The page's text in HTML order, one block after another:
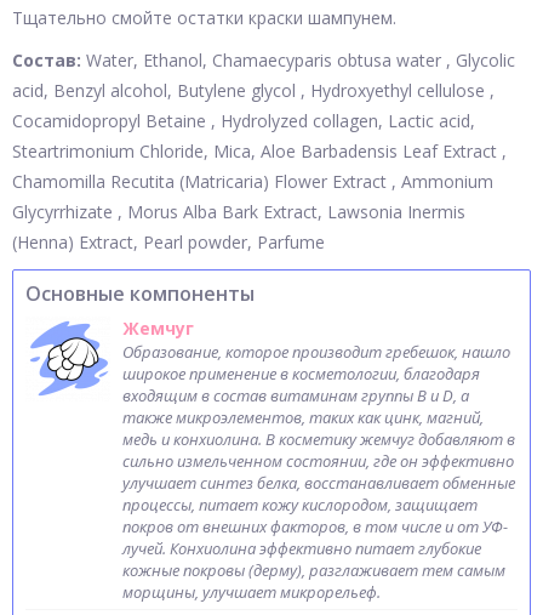
Тщательно смойте остатки краски шампунем.
Состав: Water, Ethanol, Chamaecyparis obtusa water , Glycolic
acid, Benzyl alcohol, Butylene glycol , Hydroxyethyl cellulose ,
Cocamidopropyl Betaine , Hydrolyzed collagen, Lactic acid,
Steartrimonium Chloride, Mica, Aloe Barbadensis Leaf Extract ,
Chamomilla Recutita (Matricaria) Flower Extract , Ammonium
Glycyrrhizate , Morus Alba Bark Extract, Lawsonia Inermis
(Henna) Extract, Pearl powder, Parfume
Основные компоненты
Жемчуг
Образование, которое производит гребешок, нашло
широкое применение в косметологии, благодаря
входящим в состав витаминам группы В и D, а
также микроэлементов, таких как цинк, магний,
медь и конхиолина. В косметику жемчуг добавляют в
сильно измельченном состоянии, где он эффективно
улучшает синтез белка, восстанавливает обменные
процессы, питает кожу кислородом, защищает
покров от внешних факторов, в том числе и от УФ-
лучей. Конхиолина эффективно питает глубокие
кожные покровы (дерму), разглаживает тем самым
морщины, улучшает микрорельеф.